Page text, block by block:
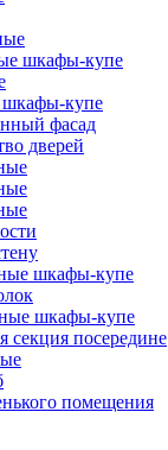
шкафы-купе
шкафы-купе
фасад
дверей
шкафы-купе
шкафы-купе
секция посередине
помещения